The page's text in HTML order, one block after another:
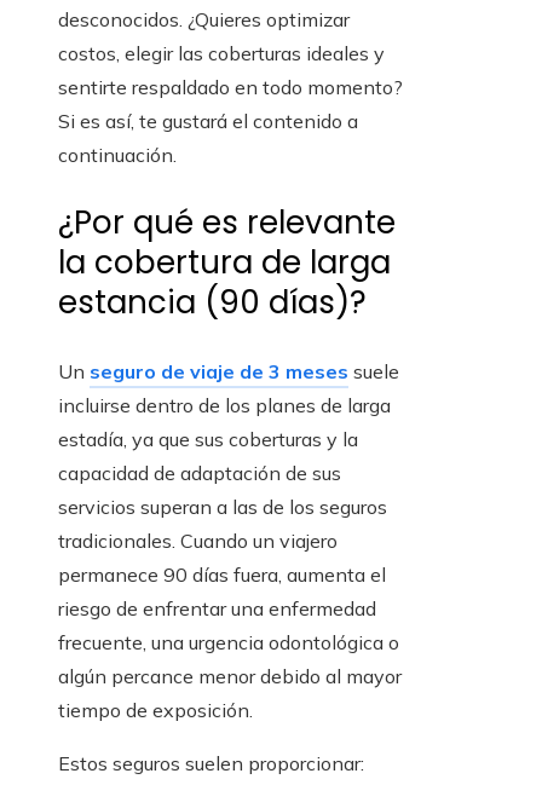
desconocidos. ¿Quieres optimizar
costos, elegir las coberturas ideales y
sentirte respaldado en todo momento?
Si es así, te gustará el contenido a
continuación.
¿Por qué es relevante
la cobertura de larga
estancia (90 días)?
Un seguro de viaje de 3 meses suele
incluirse dentro de los planes de larga
estadía, ya que sus coberturas y la
capacidad de adaptación de sus
servicios superan a las de los seguros
tradicionales. Cuando un viajero
permanece 90 días fuera, aumenta el
riesgo de enfrentar una enfermedad
frecuente, una urgencia odontológica o
algún percance menor debido al mayor
tiempo de exposición.
Estos seguros suelen proporcionar: